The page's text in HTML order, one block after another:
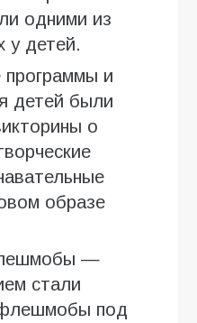
одними из
у детей.
программы и
детей были
о
образе
—
стали
под